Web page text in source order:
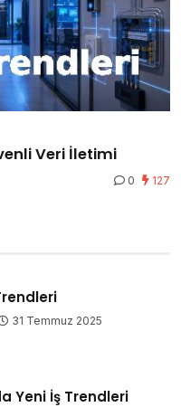
Veri İletimi
0 127
31 Temmuz 2025
Yeni İş Trendleri